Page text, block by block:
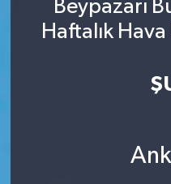
Beypazarı
Haftalık